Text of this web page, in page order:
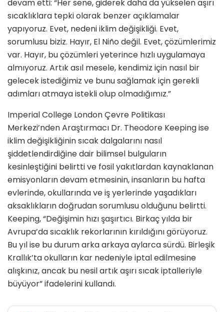
devam etti: “Her sene, giderek daha da yükselen aşırı
sıcaklıklara tepki olarak benzer açıklamalar
yapıyoruz. Evet, nedeni iklim değişikliği. Evet,
sorumlusu biziz. Hayır, El Niño değil. Evet, çözümlerimiz
var. Hayır, bu çözümleri yeterince hızlı uygulamaya
almıyoruz. Artık asıl mesele, kendimiz için nasıl bir
gelecek istediğimiz ve bunu sağlamak için gerekli
adımları atmaya istekli olup olmadığımız.”
Imperial College London Çevre Politikası
Merkezi’nden Araştırmacı Dr. Theodore Keeping ise
iklim değişikliğinin sıcak dalgalarını nasıl
şiddetlendirdiğine dair bilimsel bulguların
kesinleştiğini belirtti ve fosil yakıtlardan kaynaklanan
emisyonların devam etmesinin, insanların bu hafta
evlerinde, okullarında ve iş yerlerinde yaşadıkları
aksaklıkların doğrudan sorumlusu olduğunu belirtti.
Keeping, “Değişimin hızı şaşırtıcı. Birkaç yılda bir
Avrupa’da sıcaklık rekorlarının kırıldığını görüyoruz.
Bu yıl ise bu durum arka arkaya aylarca sürdü. Birleşik
Krallık’ta okulların kar nedeniyle iptal edilmesine
alışkınız, ancak bu nesil artık aşırı sıcak iptalleriyle
büyüyor” ifadelerini kullandı.